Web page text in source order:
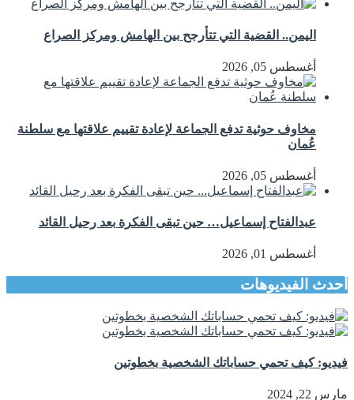
اليمن.. القضية التي تتأرجح بين الهامش ومركز الصراع
أغسطس 05, 2026
مخاوف حوثية تدفع الجماعة لإعادة تقييم علاقتها مع سلطنة
عُمان
أغسطس 05, 2026
عبدالفتاح إسماعيل… حين تبقى الفكرة بعد رحيل القائد
أغسطس 01, 2026
أحدث الفيديوهات
فيديو: كيف تحمي حساباتك الشخصية بخطوتين
مارس 22, 2024